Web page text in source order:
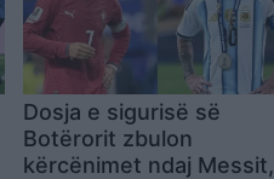
Dosja e sigurisë së
Botërorit zbulon
kërcënimet ndaj Messit,